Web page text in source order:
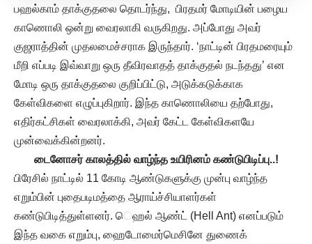
பஹல்காம் தாக்குதலை தொடர்ந்து, பிரதமர் மோடியின் பழைய
காணொலி ஒன்று வைரலாகி வருகிறது. அப்போது அவர்
குஜராத்தின் முதலமைச்சராக இருந்தார். ‘நாட்டின் பிரதமரையும்
மீறி எப்படி இவ்வாறு ஒரு தீவிரவாதத் தாக்குதல் நடந்தது’ என
மோடி ஒரு தாக்குதலை குறிப்பிட்டு, அடுக்கடுக்காக
கேள்விகளை எழுப்புகிறார். இந்த காணொலியை தற்போது,
எதிர்கட்சிகள் வைரலாக்கி, அவர் கேட்ட கேள்விகளயே
முன்வைக்கின்றனர்.
டைனோசர் காலத்தில் வாழ்ந்த உயிரினம் கண்டுபிடிப்பு..!
பிரேசில் நாட்டில் 11 கோடி ஆண்டுகளுக்கு முன்பு வாழ்ந்த
எறும்பின் புதைபடிமத்தை ஆராய்ச்சியாளர்கள்
கண்டுபிடித்துள்ளனர். ெஹல் ஆண்ட் (Hell Ant) எனப்படும்
இந்த வகை எறும்பு, ஹைடோமைர்மெசினே துணைக்